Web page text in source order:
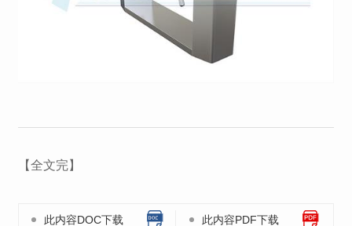
【全文完】
此内容DOC下载 此内容PDF下载